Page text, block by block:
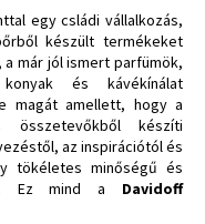
egy csládi vállalkozás,
készült termékeket
már jól ismert parfümök,
és kávékínálat
magát amellett, hogy a
összetevőkből készíti
az inspirációtól és
tökéletes minőségű és
Ez mind a Davidoff